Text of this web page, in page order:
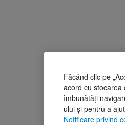
Făcând clic pe
acord cu stocarea
îmbunătăți
ului și pentru a
Notificare privind